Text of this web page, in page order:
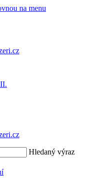
na menu
Hledaný výraz